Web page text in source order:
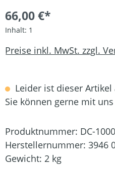
66,00 €*
Inhalt: 1
Preise inkl. MwSt. zzgl.
Leider ist dieser
Sie können gerne mit
Produktnummer: DC-
Herstellernummer: 3946
Gewicht: 2 kg